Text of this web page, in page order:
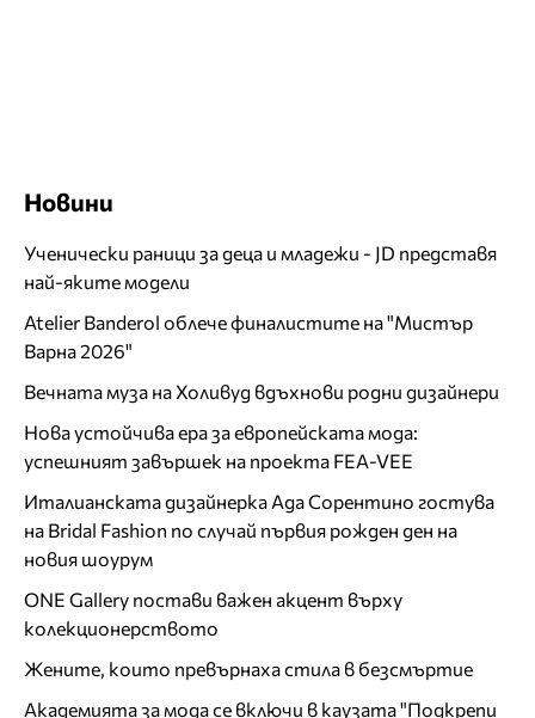
Новини
Ученически раници за деца и младежи - JD представя
най-яките модели
Atelier Banderol облече финалистите на "Мистър
Варна 2026"
Вечната муза на Холивуд вдъхнови родни дизайнери
Нова устойчива ера за европейската мода:
успешният завършек на проекта FEA-VEE
Италианската дизайнерка Ада Сорентино гостува
на Bridal Fashion по случай първия рожден ден на
новия шоурум
ONE Gallery постави важен акцент върху
колекционерството
Жените, които превърнаха стила в безсмъртие
Академията за мода се включи в каузата "Подкрепи